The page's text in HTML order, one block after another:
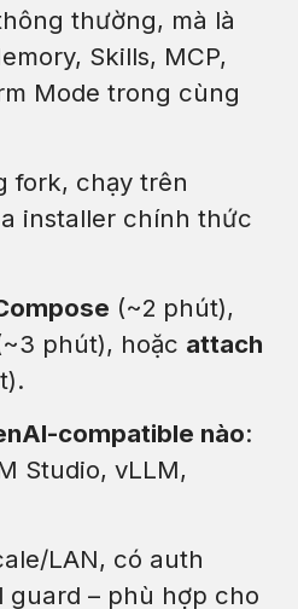
thường, mà là
Skills, MCP,
Mode trong cùng
fork, chạy trên
installer chính thức
(~2 phút),
phút), hoặc attach
compatible nào:
Studio, vLLM,
LAN, có auth
guard – phù hợp cho